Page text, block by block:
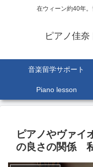
在ウィーン約40年
ピアノ佳
音楽留学サポート
Piano lesson
ピアノやヴァイ
の良さの関係